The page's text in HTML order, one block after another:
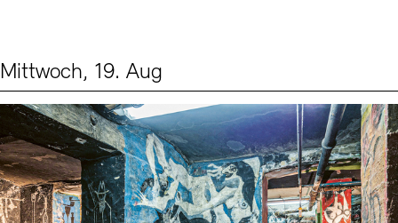
Mittwoch, 19. Aug